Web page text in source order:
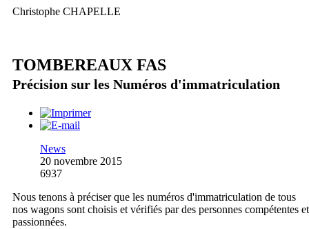
Christophe CHAPELLE
TOMBEREAUX FAS
Précision sur les Numéros d'immatriculation
News
20 novembre 2015
6937
Nous tenons à préciser que les numéros d'immatriculation de tous
nos wagons sont choisis et vérifiés par des personnes compétentes et
passionnées.